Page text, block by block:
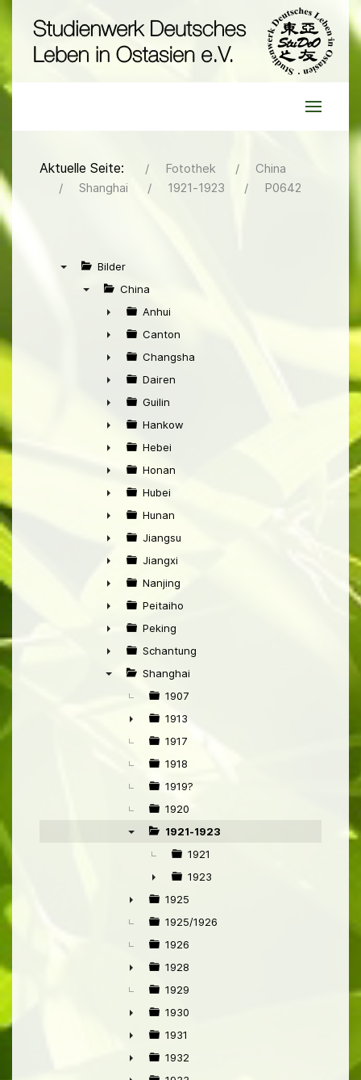
Aktuelle Seite: Fotothek
China
Shanghai
1921-1923 P0642
Bilder
China
►
Anhui
►
Canton
►
Changsha
►
Dairen
►
Guilin
►
Hankow
►
Hebei
►
Honan
►
Hubei
►
Hunan
►
Jiangsu
►
Jiangxi
►
Nanjing
►
Peitaiho
►
Peking
►
Schantung
Shanghai
1907
►
1913
1917
1918
1919?
1920
1921-1923
1921
►
1923
►
1925
1925/1926
1926
►
1928
1929
►
1930
►
1931
1932